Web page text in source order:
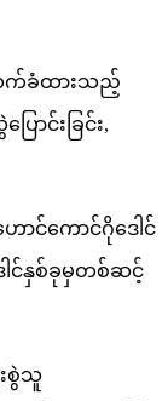
ကိုလက်ခံထားသည့်
ာင်းခြင်း,
ဟောင်ကောင်ဂိုဒေါင်
င်နှစ်ခုမှတစ်ဆင့်
စွဲသူ